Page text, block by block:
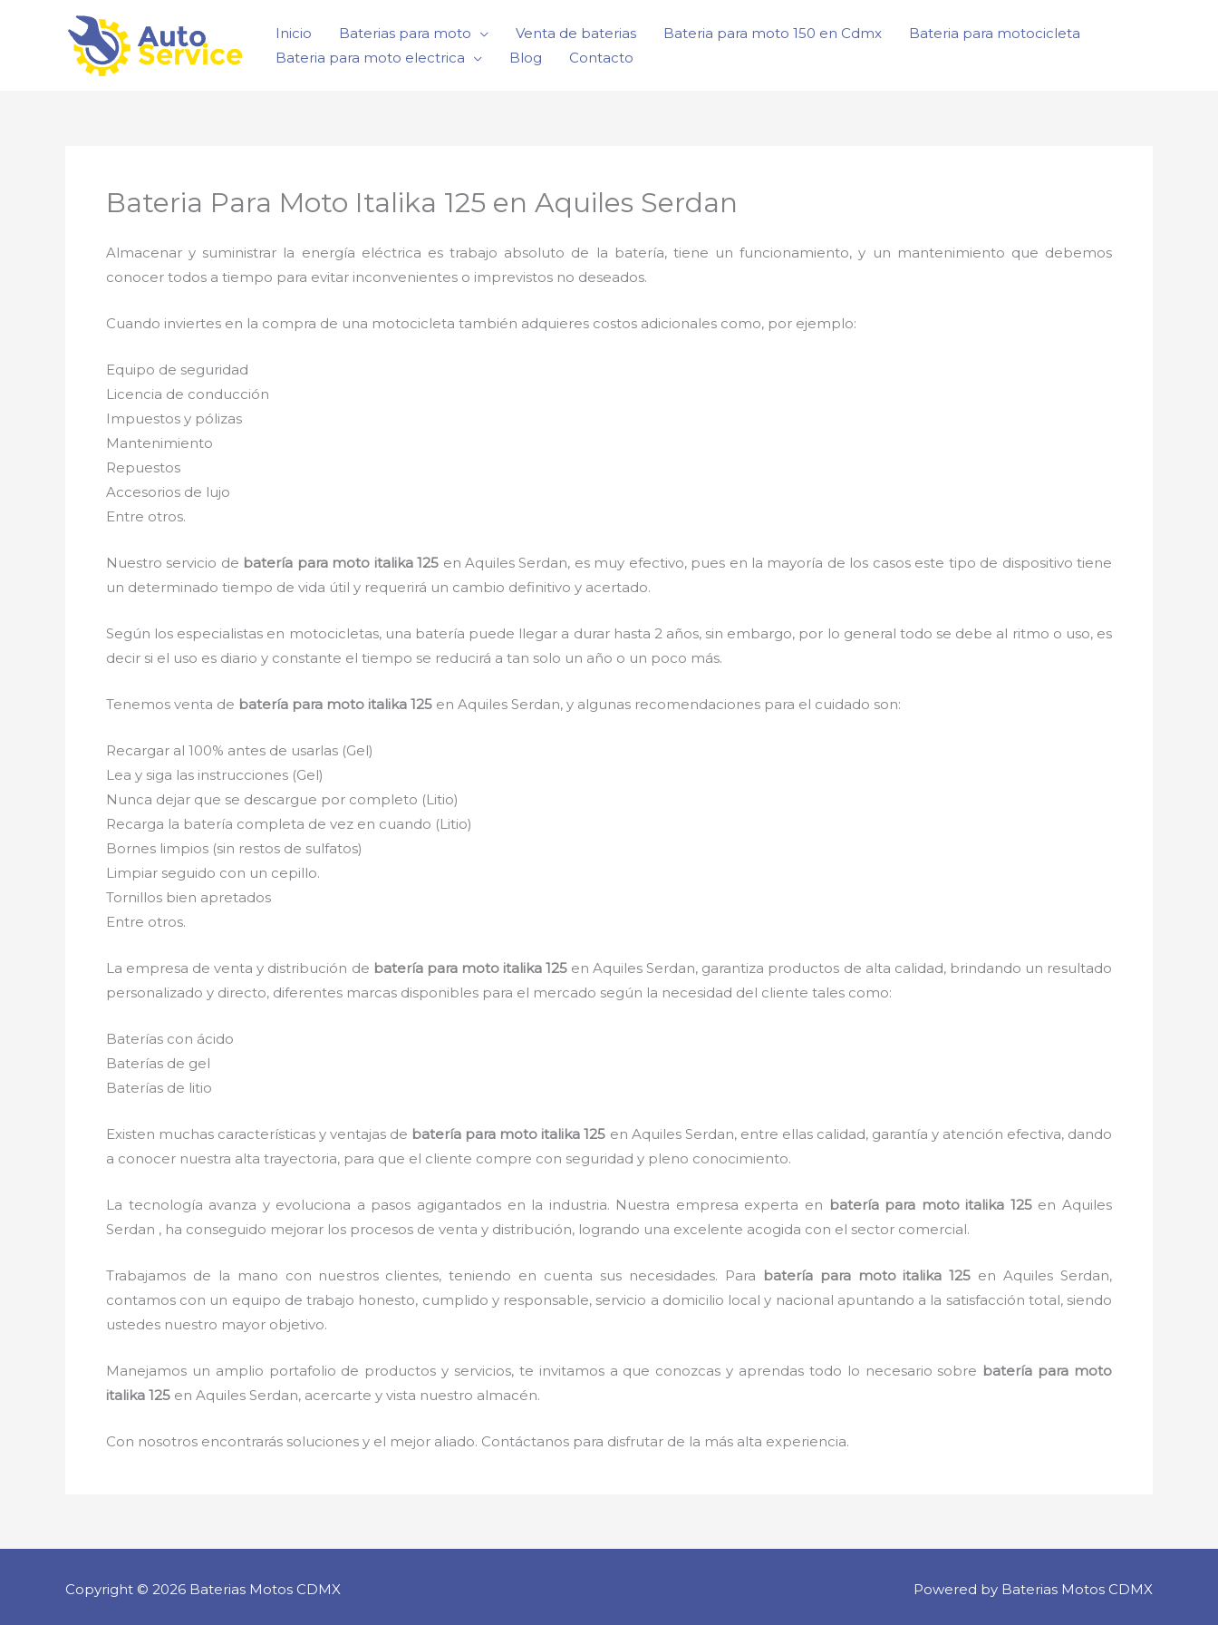
Inicio Baterias para moto Venta de baterias Bateria para moto 150 en Cdmx
Bateria para motocicleta
Bateria para moto electrica
Blog Contacto
Bateria Para Moto Italika 125 en Aquiles Serdan
Almacenar y suministrar la energía eléctrica es trabajo absoluto de la batería, tiene un funcionamiento, y un mantenimiento que debemos
conocer todos a tiempo para evitar inconvenientes o imprevistos no deseados.
Cuando inviertes en la compra de una motocicleta también adquieres costos adicionales como, por ejemplo:
Equipo de seguridad
Licencia de conducción
Impuestos y pólizas
Mantenimiento
Repuestos
Accesorios de lujo
Entre otros.
Nuestro servicio de batería para moto italika 125 en Aquiles Serdan, es muy efectivo, pues en la mayoría de los casos este tipo de dispositivo tiene
un determinado tiempo de vida útil y requerirá un cambio definitivo y acertado.
Según los especialistas en motocicletas, una batería puede llegar a durar hasta 2 años, sin embargo, por lo general todo se debe al ritmo o uso, es
decir si el uso es diario y constante el tiempo se reducirá a tan solo un año o un poco más.
Tenemos venta de batería para moto italika 125 en Aquiles Serdan, y algunas recomendaciones para el cuidado son:
Recargar al 100% antes de usarlas (Gel)
Lea y siga las instrucciones (Gel)
Nunca dejar que se descargue por completo (Litio)
Recarga la batería completa de vez en cuando (Litio)
Bornes limpios (sin restos de sulfatos)
Limpiar seguido con un cepillo.
Tornillos bien apretados
Entre otros.
La empresa de venta y distribución de batería para moto italika 125 en Aquiles Serdan, garantiza productos de alta calidad, brindando un resultado
personalizado y directo, diferentes marcas disponibles para el mercado según la necesidad del cliente tales como:
Baterías con ácido
Baterías de gel
Baterías de litio
Existen muchas características y ventajas de batería para moto italika 125 en Aquiles Serdan, entre ellas calidad, garantía y atención efectiva, dando
a conocer nuestra alta trayectoria, para que el cliente compre con seguridad y pleno conocimiento.
La tecnología avanza y evoluciona a pasos agigantados en la industria. Nuestra empresa experta en batería para moto italika 125en Aquiles
Serdan , ha conseguido mejorar los procesos de venta y distribución, logrando una excelente acogida con el sector comercial.
Trabajamos de la mano con nuestros clientes, teniendo en cuenta sus necesidades. Para batería para moto italika 125 en Aquiles Serdan,
contamos con un equipo de trabajo honesto, cumplido y responsable, servicio a domicilio local y nacional apuntando a la satisfacción total, siendo
ustedes nuestro mayor objetivo.
Manejamos un amplio portafolio de productos y servicios, te invitamos a que conozcas y aprendas todo lo necesario sobre batería para moto
italika 125 en Aquiles Serdan, acercarte y vista nuestro almacén.
Con nosotros encontrarás soluciones y el mejor aliado. Contáctanos para disfrutar de la más alta experiencia.
Copyright © 2026 Baterias Motos CDMX Powered by Baterias Motos CDMX